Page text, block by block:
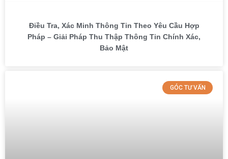
Điều Tra, Xác Minh Thông Tin Theo Yêu Cầu Hợp
Pháp – Giải Pháp Thu Thập Thông Tin Chính Xác,
Bảo Mật
GÓC TƯ VẤN